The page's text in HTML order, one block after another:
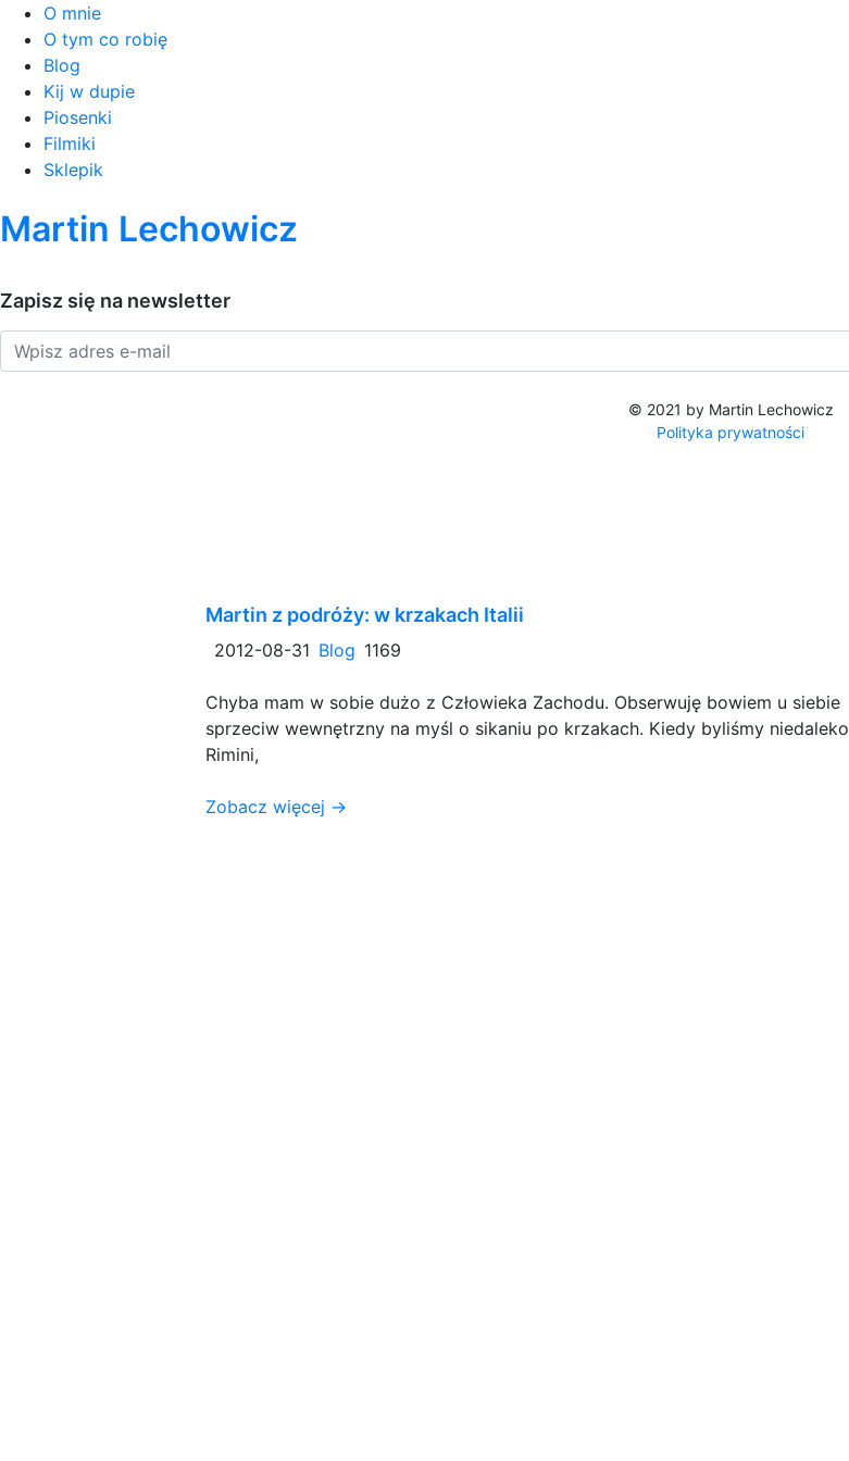
O mnie
O tym co robię
Blog
Kij w dupie
Piosenki
Filmiki
Sklepik
Martin Lechowicz
Zapisz się na newsletter
© 2021 by Martin Lechowicz
Polityka prywatności
Martin z podróży: w krzakach Italii
2012-08-31 Blog 1169
Chyba mam w sobie dużo z Człowieka Zachodu. Obserwuję bowiem u siebie
sprzeciw wewnętrzny na myśl o sikaniu po krzakach. Kiedy byliśmy niedaleko
Rimini,
Zobacz więcej →